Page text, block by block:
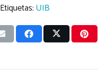
Etiquetas: UIB